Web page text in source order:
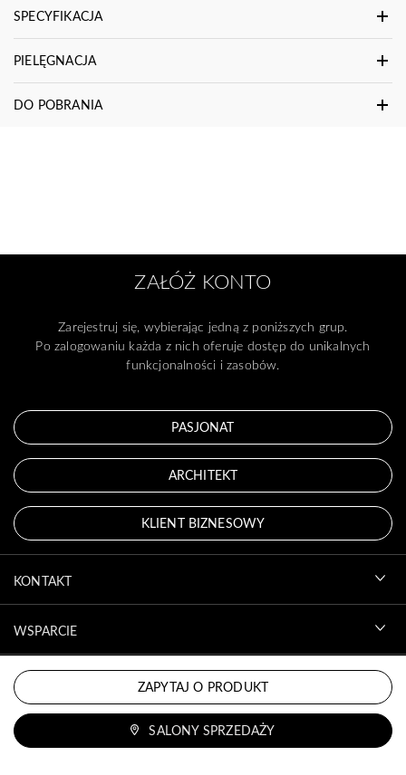
ZAPYTAJ O PRODUKT
SALONY SPRZEDAŻY
SPECYFIKACJA
PIELĘGNACJA
DO POBRANIA
ZAŁÓŻ KONTO
Zarejestruj się, wybierając jedną z poniższych grup.
Po zalogowaniu każda z nich oferuje dostęp do unikalnych
funkcjonalności i zasobów.
PASJONAT
ARCHITEKT
KLIENT BIZNESOWY
KONTAKT
WSPARCIE
KONTO
DO POBRANIA